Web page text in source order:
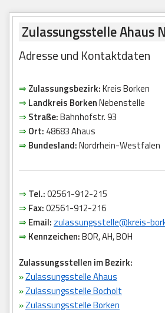
Zulassungsstelle Ahaus
Adresse und Kontaktdaten
⇒ Zulassungsbezirk:Kreis Borken
⇒ Landkreis BorkenNebenstelle
⇒ Straße:Bahnhofstr. 93
⇒ Ort: 48683 Ahaus
⇒ Bundesland:Nordrhein-Westfalen
⇒ Tel.:02561-912-215
⇒ Fax:02561-912-216
⇒ Email: zulassungsstelle@kreis-
⇒ Kennzeichen:BOR, AH, BOH
Zulassungsstellen im Bezirk:
»Zulassungsstelle Ahaus
»Zulassungsstelle Bocholt
»Zulassungsstelle Borken